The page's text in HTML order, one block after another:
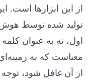
از این ابزارها است.
تولید شده توسط
اول، نه به عنوان
معناست که به
از آن غافل شود،